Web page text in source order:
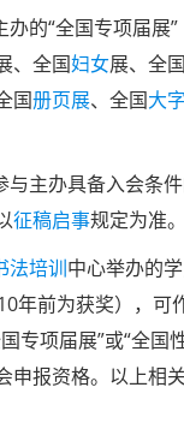
办的“全国专项届展
、全国妇女展、全国
国册页展、全国大
与主办具备入会条
征稿启事规定为准。
法培训中心举办的
年前为获奖），可
专项届展”或“全国
申报资格。以上相